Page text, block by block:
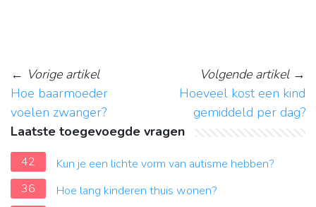
← Vorige artikel
Hoe baarmoeder
voelen zwanger?
Volgende artikel→
Hoeveel kost een kind
gemiddeld per dag?
Laatste toegevoegde vragen
42
Kun je een lichte vorm van autisme hebben?
36
Hoe lang kinderen thuis wonen?